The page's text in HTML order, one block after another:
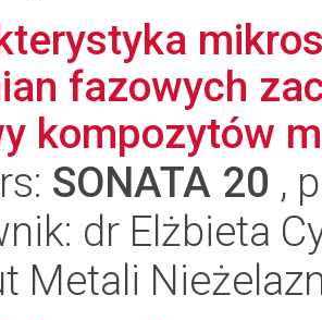
fazowych
kompozytów
SONATA 20 ,
dr Elżbieta
Metali